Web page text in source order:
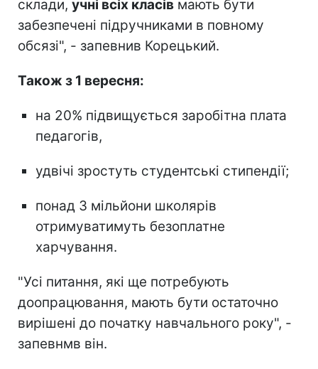
склади, учні всіх класів мають бути
забезпечені підручниками в повному
обсязі", - запевнив Корецький.
Також з 1 вересня:
на 20% підвищується заробітна плата
педагогів,
удвічі зростуть студентські стипендії;
понад 3 мільйони школярів
отримуватимуть безоплатне
харчування.
"Усі питання, які ще потребують
доопрацювання, мають бути остаточно
вирішені до початку навчального року", -
запевнмв він.